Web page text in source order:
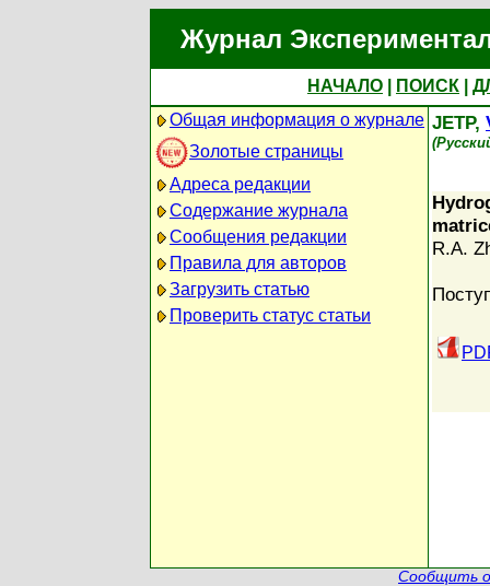
Журнал
НАЧАЛО ПОИСК
Общая информация о журнале
Золотые страницы
Адреса редакции
Содержание журнала
Сообщения редакции
Правила для авторов
Загрузить статью
Проверить статус статьи
JETP,
R.A.
Сообщить о